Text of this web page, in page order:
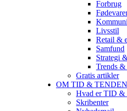
Forbrug
Livsstil
Retail &
Samfund
Strategi
Trends &
Gratis artikler
OM TID &
Hvad er TID &
Skribenter